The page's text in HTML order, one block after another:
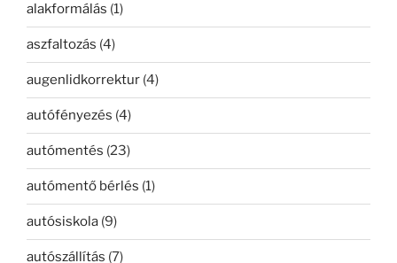
alakformálás (1)
aszfaltozás (4)
augenlidkorrektur (4)
autófényezés (4)
autómentés (23)
autómentő bérlés (1)
autósiskola (9)
autószállítás (7)